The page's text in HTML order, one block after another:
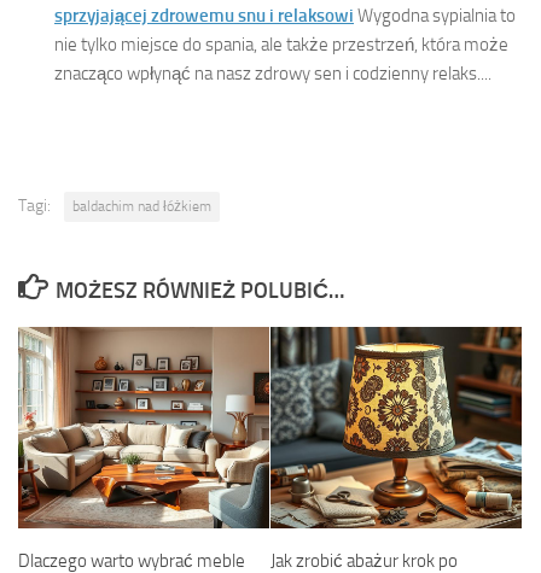
sprzyjającej zdrowemu snu i relaksowi Wygodna sypialnia to
nie tylko miejsce do spania, ale także przestrzeń, która może
znacząco wpłynąć na nasz zdrowy sen i codzienny relaks....
Tagi: baldachim nad łóżkiem
MOŻESZ RÓWNIEŻ POLUBIĆ…
Dlaczego warto wybrać meble
Jak zrobić abażur krok po